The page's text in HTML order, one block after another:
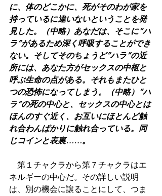
に、体のどこかに、死がそのわが家を
持っているに違いないということを発
見した。（中略）あなだは、そこに”ハ
ラ”があるため深く呼吸することができ
ない。そしてそのちょうど”ハラ”の近
所には、あなた方がセックスの中枢と
呼ぶ生命の点がある。それもまたひと
つの恐怖になってしまう。（中略）”ハ
ラ”の死の中心と、セックスの中心とは
ほんのすぐ近く、お互いにほとんど触
れ合わんばかりに触れ合っている。同
じコインと表裏……。
第１チャクラから第７チャクラはエ
ネルギーの中心だ。その詳しい説明
は、別の機会に譲ることにして、つま